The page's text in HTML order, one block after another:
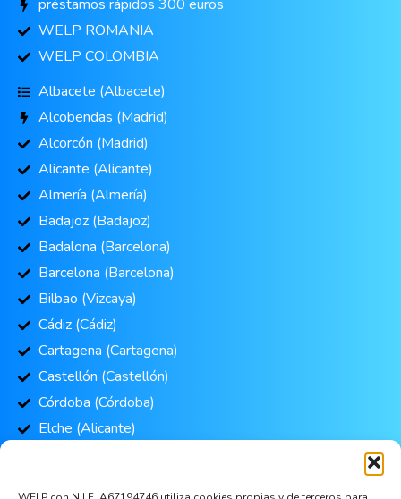
préstamos rápidos 300 euros
WELP ROMANIA
WELP COLOMBIA
Albacete (Albacete)
Alcobendas (Madrid)
Alcorcón (Madrid)
Alicante (Alicante)
Almería (Almería)
Badajoz (Badajoz)
Badalona (Barcelona)
Barcelona (Barcelona)
Bilbao (Vizcaya)
Cádiz (Cádiz)
Cartagena (Cartagena)
Castellón (Castellón)
Córdoba (Córdoba)
Elche (Alicante)